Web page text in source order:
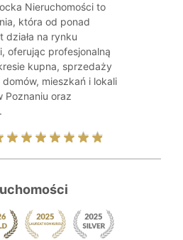
Nieruchomości to
która od ponad
działa na rynku
oferując profesjonalną
kupna, sprzedaży
mieszkań i lokali
Poznaniu oraz